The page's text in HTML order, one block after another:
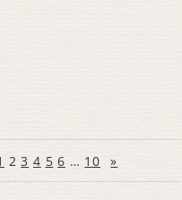
2 3 4 5 6 … 10 »